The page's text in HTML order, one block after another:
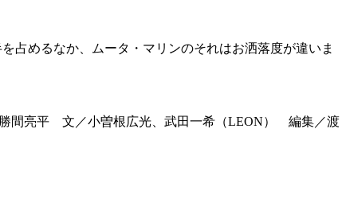
占めるなか、ムータ・マリンのそれはお洒落度が違いま
間亮平 文／小曽根広光、武田一希（LEON） 編集／渡